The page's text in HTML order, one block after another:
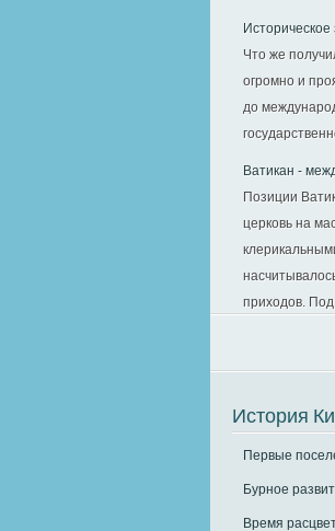
Что же
огромно и
до
Ватикан -
Позиции
церковь на
приходов. Под
История
Первые
Бурное
Время